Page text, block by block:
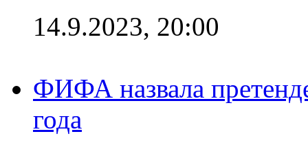
14.9.2023, 20:00
ФИФА назвала
года